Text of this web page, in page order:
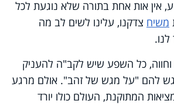
אין אות אחת בתורה שלא נוגעת לכל
משיח צדקנו, עלינו לשים לב מה
כל השפע שיש לקב"ה להעניק
להם "על מגש של זהב". אולם מרגע
המתוקנת, העולם כולו יורד